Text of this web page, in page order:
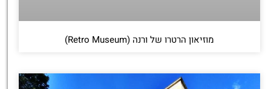
מוזיאון הרטרו של ורנה (Retro Museum)